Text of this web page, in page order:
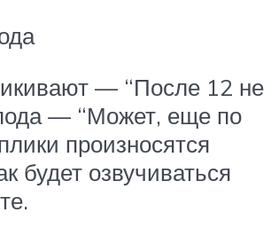
— “После 12 не
— “Может, еще по
произносятся
будет озвучиваться